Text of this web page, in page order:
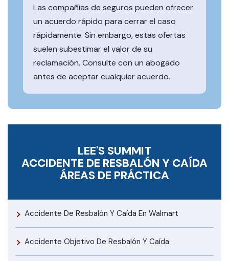
Las compañías de seguros pueden ofrecer
un acuerdo rápido para cerrar el caso
rápidamente. Sin embargo, estas ofertas
suelen subestimar el valor de su
reclamación. Consulte con un abogado
antes de aceptar cualquier acuerdo.
LEE'S SUMMIT
ACCIDENTE DE RESBALÓN Y CAÍDA
ÁREAS DE PRÁCTICA
Accidente De Resbalón Y Caída En Walmart
Accidente Objetivo De Resbalón Y Caída